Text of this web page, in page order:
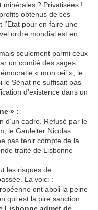
minérales ? Privatisées !
obtenus de ces
pour en faire une
ordre mondial est en
seulement parmi ceux
un comité des sages
« mon œil », le
le Sénat ne suffisait pas
d’existence dans un
» :
d’un cadre. Refusé par le
le Gauleiter Nicolas
pas tenir compte de la
traité de Lisbonne
les risques de
La voici :
ont aboli la peine
qui est la pire sanction